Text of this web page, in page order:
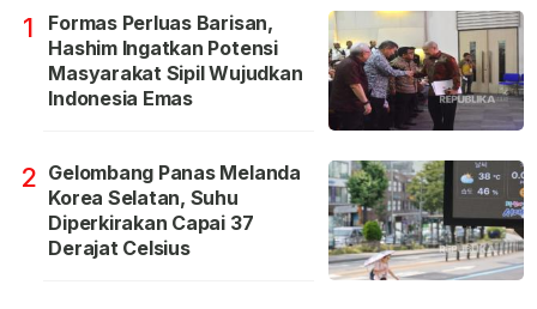
1
Formas Perluas Barisan,
Hashim Ingatkan Potensi
Masyarakat Sipil Wujudkan
Indonesia Emas
2 Gelombang Panas Melanda
Korea Selatan, Suhu
Diperkirakan Capai 37
Derajat Celsius